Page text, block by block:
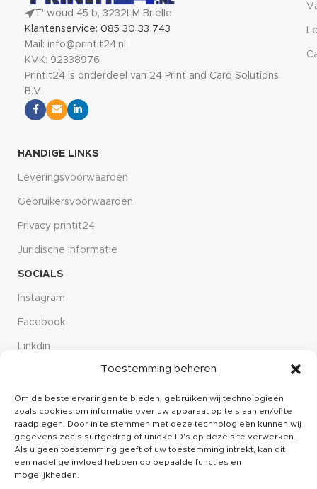
Toestemming beheren
Om de beste ervaringen te bieden, gebruiken wij technologieën
zoals cookies om informatie over uw apparaat op te slaan en/of te
raadplegen. Door in te stemmen met deze technologieën kunnen wij
gegevens zoals surfgedrag of unieke ID's op deze site verwerken.
Als u geen toestemming geeft of uw toestemming intrekt, kan dit
een nadelige invloed hebben op bepaalde functies en
mogelijkheden.
T' woud 45 b, 3232LM Brielle
Klantenservice: 085 30 33 743
Mail: info@printit24.nl
KVK: 92338976
Printit24 is onderdeel van 24 Print and Card Solutions
B.V.
HANDIGE LINKS
Leveringsvoorwaarden
Gebruikersvoorwaarden
Privacy printit24
Juridische informatie
SOCIALS
Instagram
Facebook
Linkdin
CUSTOMER SERVICE
Over ons
Kennisbank
Klachten
Contact